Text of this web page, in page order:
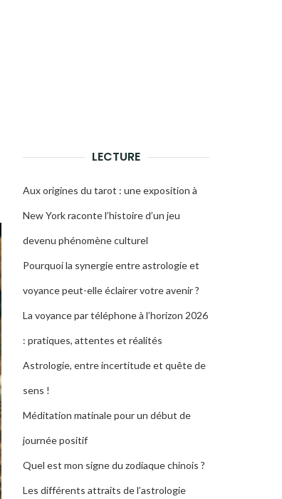
LECTURE
Aux origines du tarot : une exposition à
New York raconte l’histoire d’un jeu
devenu phénomène culturel
Pourquoi la synergie entre astrologie et
voyance peut-elle éclairer votre avenir ?
La voyance par téléphone à l’horizon 2026
: pratiques, attentes et réalités
Astrologie, entre incertitude et quête de
sens !
Méditation matinale pour un début de
journée positif
Quel est mon signe du zodiaque chinois ?
Les différents attraits de l’astrologie